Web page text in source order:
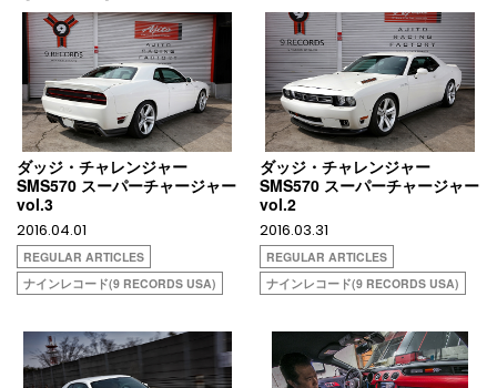
ダッジ・チャレンジャー
SMS570 スーパーチャージャー
vol.3
2016.04.01
REGULAR ARTICLES
ナインレコード(9 RECORDS USA)
ダッジ・チャレンジャー
SMS570 スーパーチャージャー
vol.2
2016.03.31
REGULAR ARTICLES
ナインレコード(9 RECORDS USA)